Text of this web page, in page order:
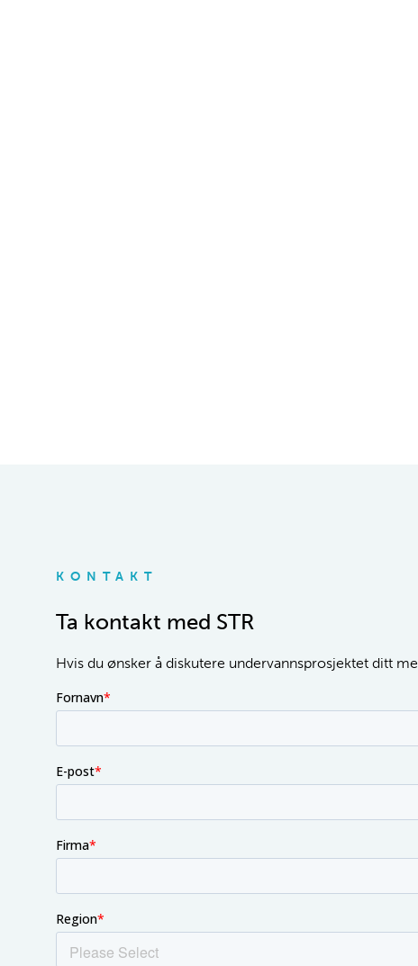
KONTAKT
Ta kontakt med STR
Hvis du ønsker å diskutere undervannsprosjektet ditt